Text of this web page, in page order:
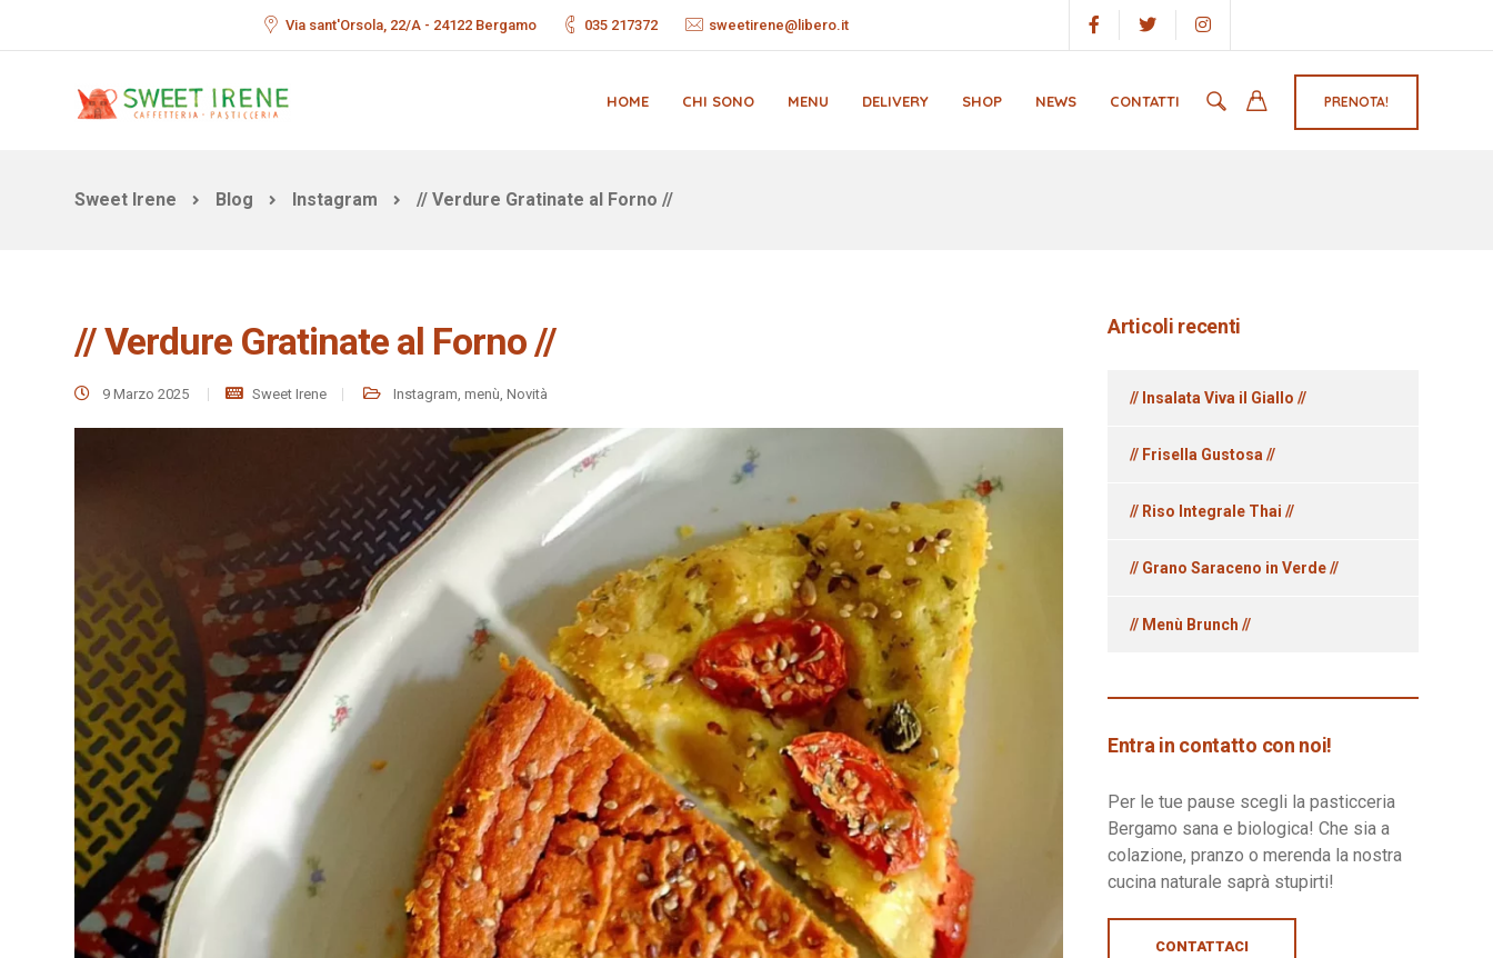
Via sant'Orsola, 22/A - 24122 Bergamo 035 217372 sweetirene@libero.it
HOME CHI SONO MENU DELIVERY SHOP NEWS CONTATTI PRENOTA!
Sweet Irene Blog Instagram // Verdure Gratinate al Forno //
// Verdure Gratinate al Forno //
9 Marzo 2025 Sweet Irene Instagram, menù, Novità
Articoli recenti
// Insalata Viva il Giallo //
// Frisella Gustosa //
// Riso Integrale Thai //
// Grano Saraceno in Verde //
// Menù Brunch //
Entra in contatto con noi!
Per le tue pause scegli la pasticceria
Bergamo sana e biologica! Che sia a
colazione, pranzo o merenda la nostra
cucina naturale saprà stupirti!
CONTATTACI